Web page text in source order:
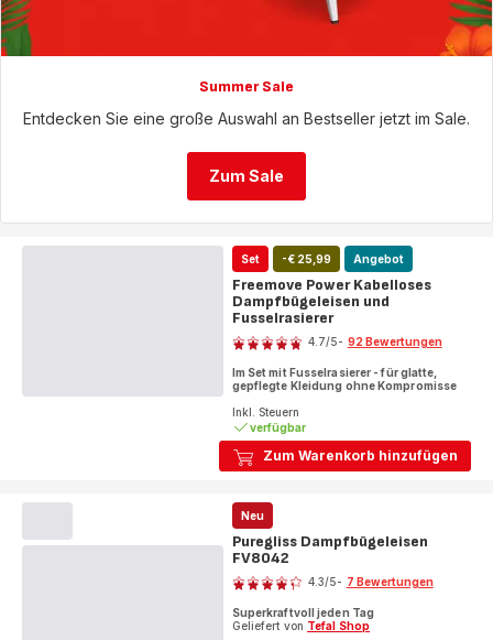
Summer Sale
Entdecken Sie eine große Auswahl an Bestseller jetzt im Sale.
Zum Sale
Zum Warenkorb hinzufügen
Set -€ 25,99 Angebot
Freemove Power Kabelloses
Dampfbügeleisen und
Fusselrasierer
Bewertung
4.7/5- 92 Bewertungen
Im Set mit Fusselrasierer - für glatte,
gepflegte Kleidung ohne Kompromisse
Inkl. Steuern
verfügbar
Neu
Puregliss Dampfbügeleisen
FV8042
Bewertung
4.3/5- 7 Bewertungen
Superkraftvoll jeden Tag
Geliefert von Tefal Shop